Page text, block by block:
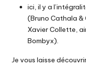
ici, il y a
(Bruno Cathala &
Xavier Collette,
Bombyx).
Je vous laisse